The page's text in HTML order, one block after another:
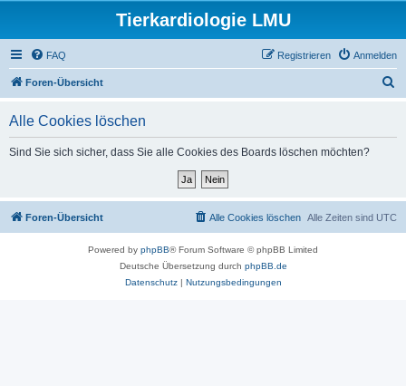
Tierkardiologie LMU
FAQ Anmelden
Registrieren
Foren-Übersicht
Alle Cookies löschen
Sind Sie sich sicher, dass Sie alle Cookies des Boards löschen möchten?
Foren-Übersicht Alle Zeiten sind UTC
Alle Cookies löschen
Powered by phpBB® Forum Software © phpBB Limited
Deutsche Übersetzung durch phpBB.de
Datenschutz| Nutzungsbedingungen